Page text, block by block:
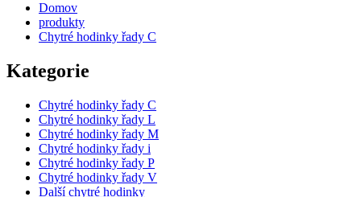
Domov
produkty
Chytré hodinky řady C
Kategorie
Chytré hodinky řady C
Chytré hodinky řady L
Chytré hodinky řady M
Chytré hodinky řady i
Chytré hodinky řady P
Chytré hodinky řady V
Další chytré hodinky